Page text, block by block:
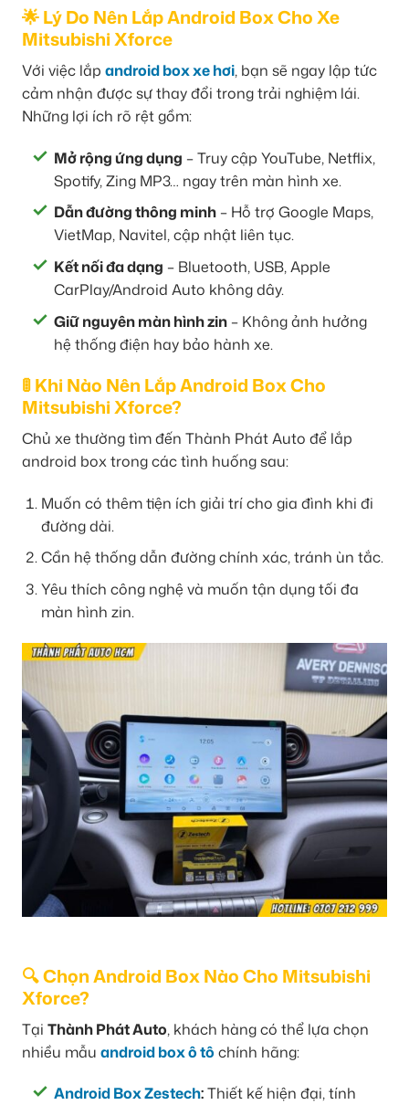
🌟 Lý Do Nên Lắp Android Box Cho Xe
Mitsubishi Xforce
Với việc lắp android box xe hơi, bạn sẽ ngay lập tức
cảm nhận được sự thay đổi trong trải nghiệm lái.
Những lợi ích rõ rệt gồm:
Mở rộng ứng dụng – Truy cập YouTube, Netflix,
Spotify, Zing MP3… ngay trên màn hình xe.
Dẫn đường thông minh – Hỗ trợ Google Maps,
VietMap, Navitel, cập nhật liên tục.
Kết nối đa dạng – Bluetooth, USB, Apple
CarPlay/Android Auto không dây.
Giữ nguyên màn hình zin – Không ảnh hưởng
hệ thống điện hay bảo hành xe.
🚦 Khi Nào Nên Lắp Android Box Cho
Mitsubishi Xforce?
Chủ xe thường tìm đến Thành Phát Auto để lắp
android box trong các tình huống sau:
Muốn có thêm tiện ích giải trí cho gia đình khi đi
đường dài.
Cần hệ thống dẫn đường chính xác, tránh ùn tắc.
Yêu thích công nghệ và muốn tận dụng tối đa
màn hình zin.
🔍 Chọn Android Box Nào Cho Mitsubishi
Xforce?
Tại Thành Phát Auto, khách hàng có thể lựa chọn
nhiều mẫu android box ô tôchính hãng:
Android Box Zestech:Thiết kế hiện đại, tính